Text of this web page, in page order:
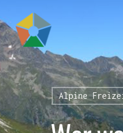
Hit enter to
Alpine